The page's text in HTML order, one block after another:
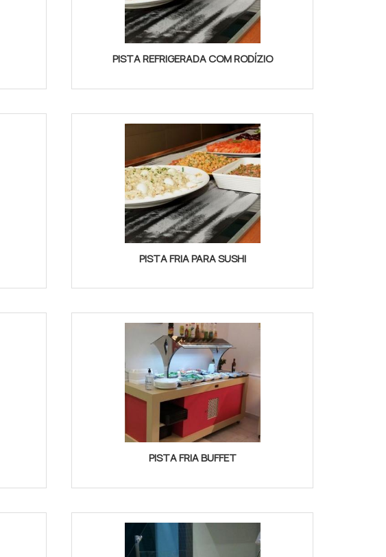
PISTA REFRIGERADA COM RODÍZIO
PISTA FRIA PARA SUSHI
PISTA FRIA BUFFET